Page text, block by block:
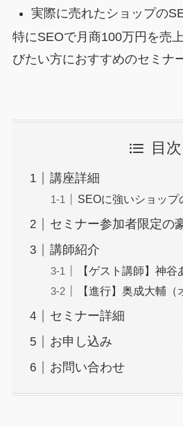
実際に売れたショップの
特にSEOで月商100万円を売
びたい方におすすめのセミナ
目次
講座詳細
SEOに強いショップ
セミナー参加者限定の
講師紹介
【ゲスト講師】神谷
【進行】奥成大輔（
セミナー詳細
お申し込み
お問い合わせ